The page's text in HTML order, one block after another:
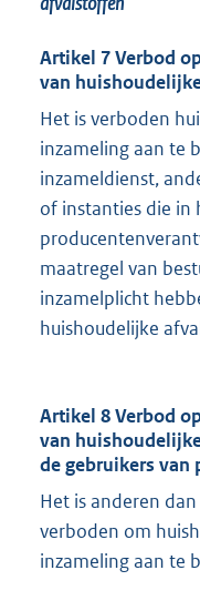
Artikel 7 Verbod
van
Het is verboden
inzameling aan te
inzameldienst,
of instanties die in
maatregel van
inzamelplicht
huishoudelijke
Artikel 8 Verbod
van
de gebruikers van
Het is anderen
verboden om
inzameling aan te